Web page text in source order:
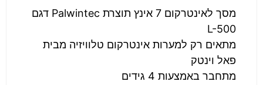
מסך לאינטרקום 7 אינץ תוצרת Palwintec דגם
L-500
מתאים רק למערות אינטרקום טלוויזיה מבית
פאל וינטק
מתחבר באמצעות 4 גידים